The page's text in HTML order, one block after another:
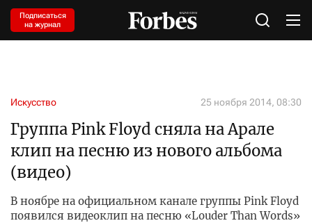
Подписаться
на журнал
Искусство 25 ноября 2014, 08:30
Группа Pink Floyd сняла на Арале
клип на песню из нового альбома
(видео)
В ноябре на официальном канале группы Pink Floyd
появился видеоклип на песню «Louder Than Words»